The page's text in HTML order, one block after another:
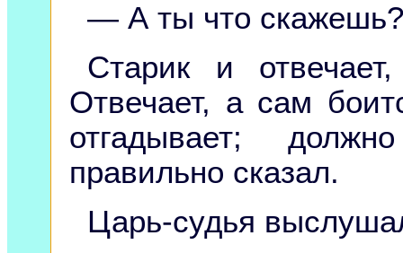
— А ты что скажешь?
Старик и
Отвечает, а сам
отгадывает;
правильно сказал.
Царь-судья